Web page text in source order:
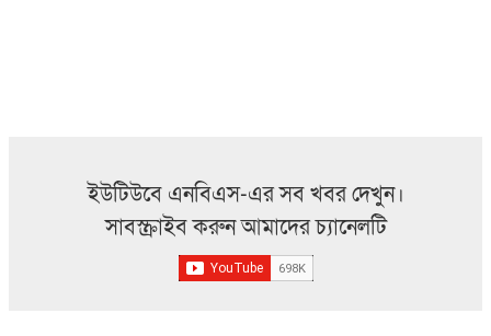
ইউটিউবে এনবিএস-এর সব খবর দেখুন।
সাবস্ক্রাইব করুন আমাদের চ্যানেলটি